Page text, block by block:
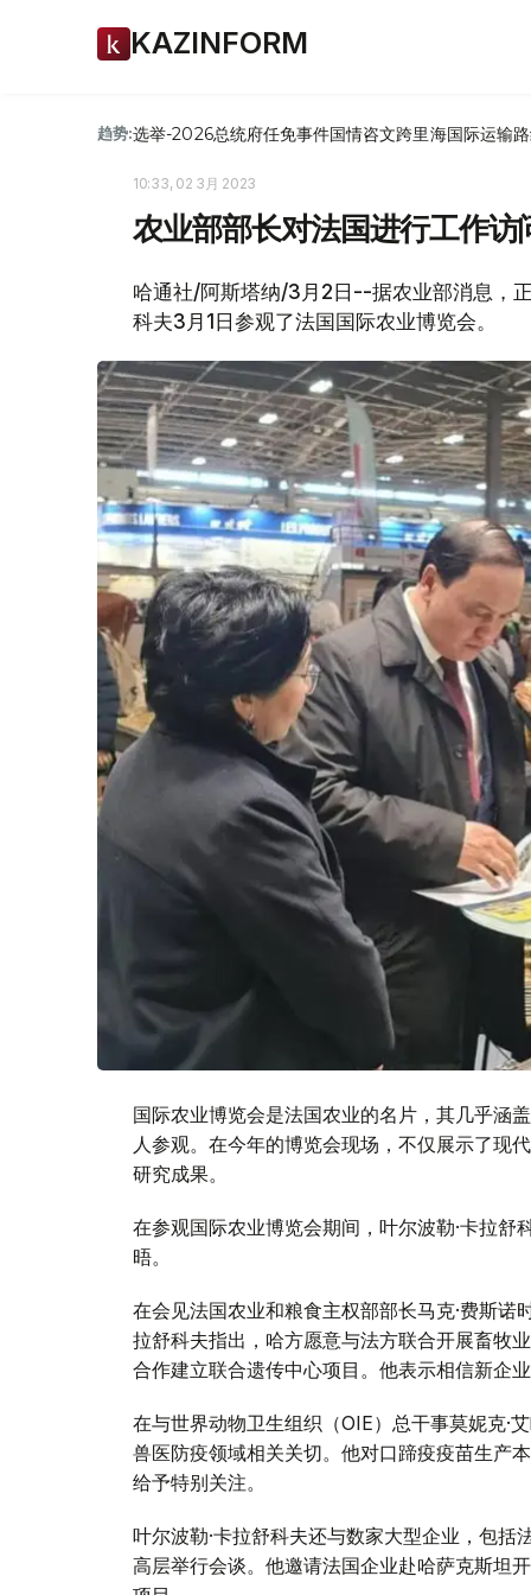
KAZINFORM
趋势:选举-2026总统府任免事件国情咨文跨里海国际运输
10:33, 02 3月 2023
农业部部长对法国进行工作访
哈通社/阿斯塔纳/3月2日--据农业部消息，
科夫3月1日参观了法国国际农业博览会。
国际农业博览会是法国农业的名片，其几乎涵
人参观。在今年的博览会现场，不仅展示了现
研究成果。
在参观国际农业博览会期间，叶尔波勒·卡拉
晤。
在会见法国农业和粮食主权部部长马克·费斯诺
拉舒科夫指出，哈方愿意与法方联合开展畜牧
合作建立联合遗传中心项目。他表示相信新企
在与世界动物卫生组织（OIE）总干事莫妮克·
兽医防疫领域相关关切。他对口蹄疫疫苗生产
给予特别关注。
叶尔波勒·卡拉舒科夫还与数家大型企业，包
高层举行会谈。他邀请法国企业赴哈萨克斯坦